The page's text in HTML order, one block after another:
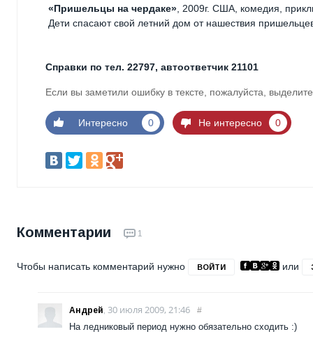
«Пришельцы на чердаке» , 2009г. США, комедия,
Дети спасают свой летний дом от нашествия
Справки по тел. 22797, автоответчик 21101
Если вы заметили ошибку в тексте, пожалуйста,
Интересно 0 Не интересно 0
Комментарии 1
Чтобы написать комментарий нужно ВОЙТИ или
Андрей, 30 июля 2009, 21:46 #
На ледниковый период нужно обязательно сходить :)